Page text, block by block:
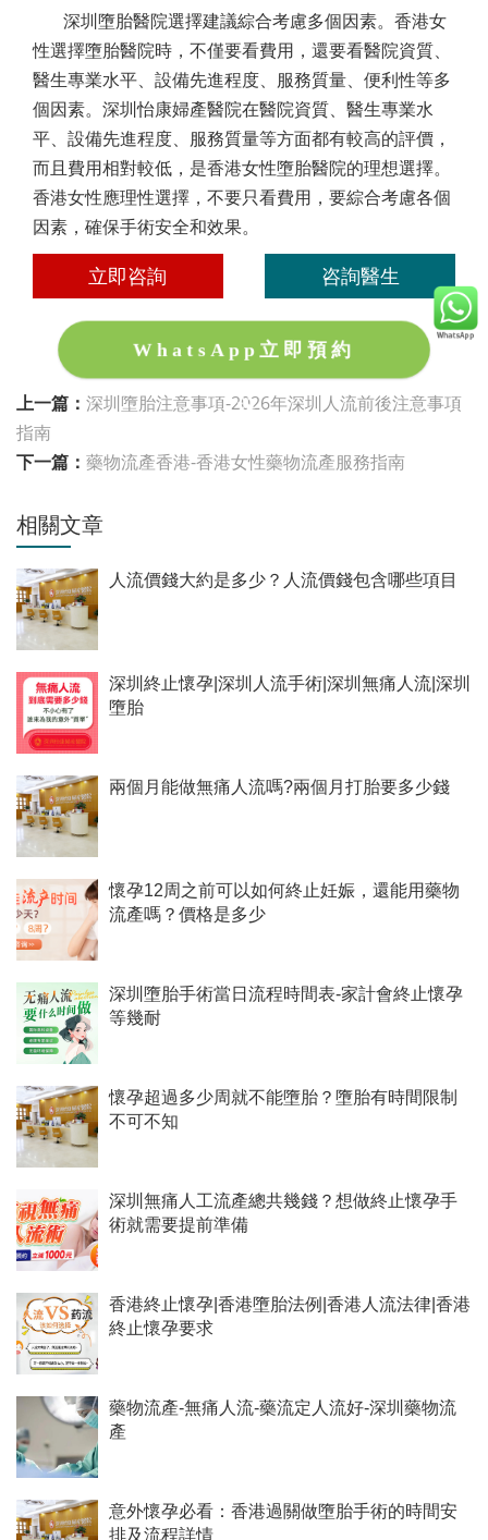
深圳墮胎醫院選擇建議綜合考慮多個因素。香港女
性選擇墮胎醫院時，不僅要看費用，還要看醫院資質、
醫生專業水平、設備先進程度、服務質量、便利性等多
個因素。深圳怡康婦產醫院在醫院資質、醫生專業水
平、設備先進程度、服務質量等方面都有較高的評價，
而且費用相對較低，是香港女性墮胎醫院的理想選擇。
香港女性應理性選擇，不要只看費用，要綜合考慮各個
因素，確保手術安全和效果。
立即咨詢 咨詢醫生
WhatsApp立即預約
上一篇： 深圳墮胎注意事項-2026年深圳人流前後注意事項
指南
下一篇： 藥物流產香港-香港女性藥物流產服務指南
相關文章
人流價錢大約是多少？人流價錢包含哪些項目
深圳終止懷孕|深圳人流手術|深圳無痛人流|深圳
墮胎
兩個月能做無痛人流嗎?兩個月打胎要多少錢
懷孕12周之前可以如何終止妊娠，還能用藥物
流產嗎？價格是多少
深圳墮胎手術當日流程時間表-家計會終止懷孕
等幾耐
懷孕超過多少周就不能墮胎？墮胎有時間限制
不可不知
深圳無痛人工流產總共幾錢？想做終止懷孕手
術就需要提前準備
香港終止懷孕|香港墮胎法例|香港人流法律|香港
終止懷孕要求
藥物流產-無痛人流-藥流定人流好-深圳藥物流
產
意外懷孕必看：香港過關做墮胎手術的時間安
排及流程詳情